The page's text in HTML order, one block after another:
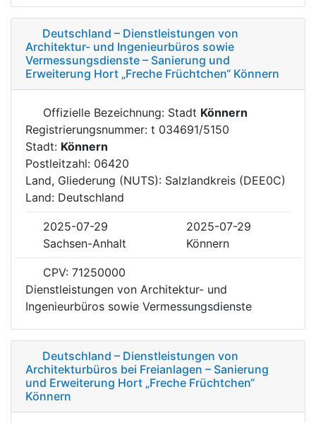
Deutschland – Dienstleistungen von
Architektur- und Ingenieurbüros sowie
Vermessungsdienste – Sanierung und
Erweiterung Hort „Freche Früchtchen“ Könnern
Offizielle Bezeichnung: Stadt Könnern
Registrierungsnummer: t 034691/5150
Stadt: Könnern
Postleitzahl: 06420
Land, Gliederung (NUTS): Salzlandkreis (DEE0C)
Land: Deutschland
2025-07-29
2025-07-29
Sachsen-Anhalt
Könnern
CPV: 71250000
Dienstleistungen von Architektur- und
Ingenieurbüros sowie Vermessungsdienste
Deutschland – Dienstleistungen von
Architekturbüros bei Freianlagen – Sanierung
und Erweiterung Hort „Freche Früchtchen“
Könnern